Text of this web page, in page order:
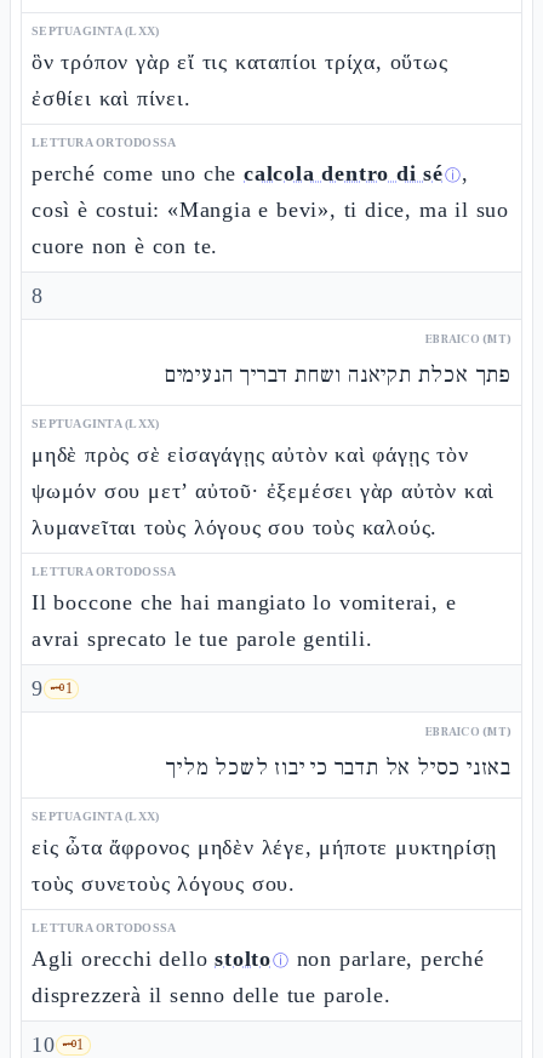
SEPTUAGINTA (LXX)
ὃν τρόπον γὰρ εἴ τις καταπίοι τρίχα, οὕτως
ἐσθίει καὶ πίνει.
LETTURA ORTODOSSA
perché come uno che calcola dentro di séⓘ,
così è costui: «Mangia e bevi», ti dice, ma il suo
cuore non è con te.
8
EBRAICO (MT)
פתך אכלת תקיאנה ושחת דבריך הנעימים
SEPTUAGINTA (LXX)
μηδὲ πρὸς σὲ εἰσαγάγῃς αὐτὸν καὶ φάγῃς τὸν
ψωμόν σου μετ’ αὐτοῦ· ἐξεμέσει γὰρ αὐτὸν καὶ
λυμανεῖται τοὺς λόγους σου τοὺς καλούς.
LETTURA ORTODOSSA
Il boccone che hai mangiato lo vomiterai, e
avrai sprecato le tue parole gentili.
9 🗝️1
EBRAICO (MT)
באזני כסיל אל תדבר כי יבוז לשכל מליך
SEPTUAGINTA (LXX)
εἰς ὦτα ἄφρονος μηδὲν λέγε, μήποτε μυκτηρίσῃ
τοὺς συνετοὺς λόγους σου.
LETTURA ORTODOSSA
Agli orecchi dellostoltoⓘ non parlare, perché
disprezzerà il senno delle tue parole.
10 🗝️1